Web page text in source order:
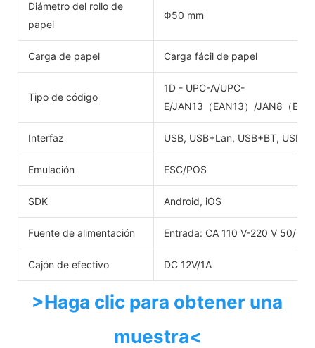
Diámetro del rollo de
papel
Φ50 mm
Carga de papel Carga fácil de papel
Tipo de código
1D - UPC-A/UPC-
E/JAN13（EAN13）/JAN8（
Interfaz USB, USB+Lan, USB+BT,
Emulación ESC/POS
SDK Android, iOS
Fuente de alimentación Entrada: CA 110 V-220 V 50/60
Cajón de efectivo DC 12V/1A
>Haga clic para obtener una
muestra<